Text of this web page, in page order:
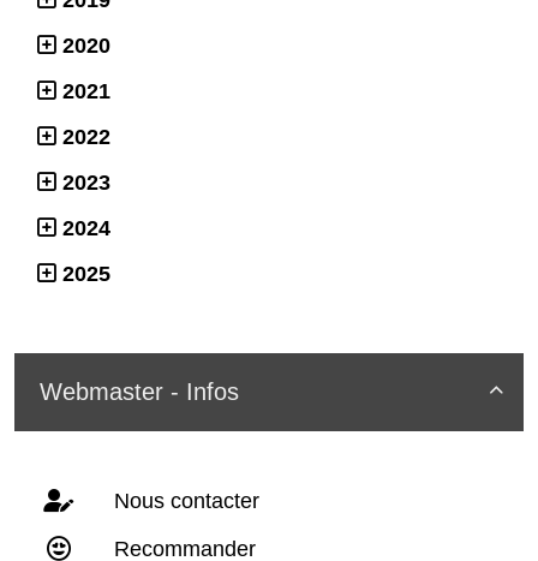
2020
2021
2022
2023
2024
2025

Webmaster - Infos
Nous contacter
Recommander